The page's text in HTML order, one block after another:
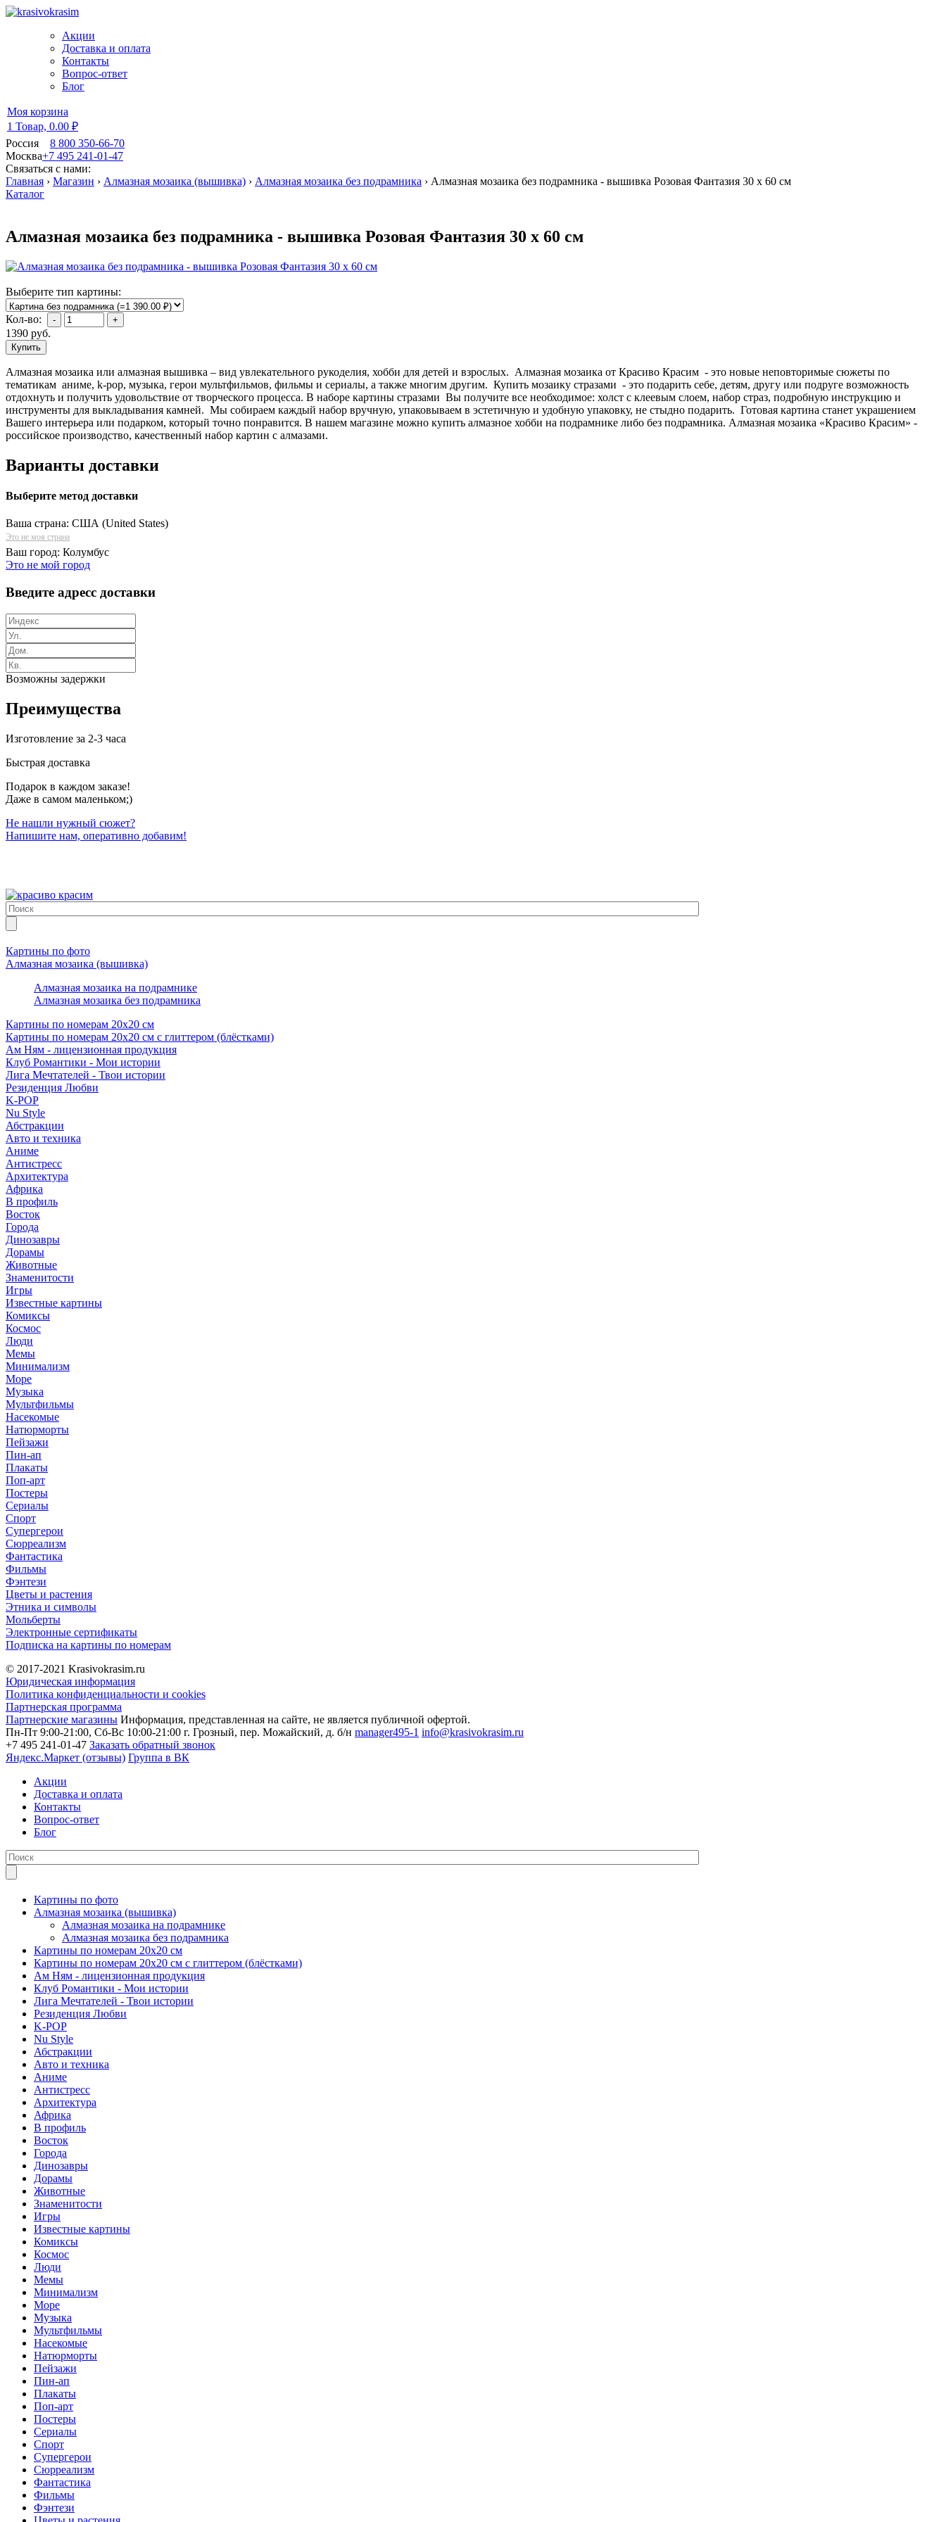
Акции
Доставка и оплата
Контакты
Вопрос-ответ
Блог
Моя корзина
1 Товар, 0.00 ₽
Россия
8 800 350-66-70
Москва+7 495 241-01-47
Связаться с нами:
Главная › Магазин › Алмазная мозаика (вышивка) › Алмазная мозаика без подрамника › Алмазная мозаика без подрамника - вышивка Розовая Фантазия 30 х 60 см
Каталог
Алмазная мозаика без подрамника - вышивка Розовая Фантазия 30 х 60 см
Выберите тип картины:
Кол-во:
1390 руб.
Алмазная мозаика или алмазная вышивка – вид увлекательного рукоделия, хобби для детей и взрослых. Алмазная мозаика от Красиво Красим - это новые неповторимые сюжеты по
тематикам аниме, k-pop, музыка, герои мультфильмов, фильмы и сериалы, а также многим другим. Купить мозаику стразами - это подарить себе, детям, другу или подруге возможность
отдохнуть и получить удовольствие от творческого процесса. В наборе картины стразами Вы получите все необходимое: холст с клеевым слоем, набор страз, подробную инструкцию и
инструменты для выкладывания камней. Мы собираем каждый набор вручную, упаковываем в эстетичную и удобную упаковку, не стыдно подарить. Готовая картина станет украшением
Вашего интерьера или подарком, который точно понравится. В нашем магазине можно купить алмазное хобби на подрамнике либо без подрамника. Алмазная мозаика «Красиво Красим» -
российское производство, качественный набор картин с алмазами.
Варианты доставки
Выберите метод доставки
Ваша страна: США (United States)
Это не моя страна
Ваш город: Колумбус
Это не мой город
Введите адресс доставки
Возможны задержки
Преимущества
Изготовление за 2-3 часа
Быстрая доставка
Подарок в каждом заказе!
Даже в самом маленьком;)
Не нашли нужный сюжет?
Напишите нам, оперативно добавим!
Картины по фото
Алмазная мозаика (вышивка)
Алмазная мозаика на подрамнике
Алмазная мозаика без подрамника
Картины по номерам 20х20 см
Картины по номерам 20х20 см с глиттером (блёстками)
Ам Ням - лицензионная продукция
Клуб Романтики - Мои истории
Лига Мечтателей - Твои истории
Резиденция Любви
K-POP
Nu Style
Абстракции
Авто и техника
Аниме
Антистресс
Архитектура
Африка
В профиль
Восток
Города
Динозавры
Дорамы
Животные
Знаменитости
Игры
Известные картины
Комиксы
Космос
Люди
Мемы
Минимализм
Море
Музыка
Мультфильмы
Насекомые
Натюрморты
Пейзажи
Пин-ап
Плакаты
Поп-арт
Постеры
Сериалы
Спорт
Супергерои
Сюрреализм
Фантастика
Фильмы
Фэнтези
Цветы и растения
Этника и символы
Мольберты
Электронные сертификаты
Подписка на картины по номерам
© 2017-2021 Krasivokrasim.ru
Юридическая информация
Политика конфиденциальности и cookies
Партнерская программа
Партнерские магазины Информация, представленная на сайте, не является публичной офертой.
Пн-Пт 9:00-21:00, Сб-Вс 10:00-21:00 г. Грозный, пер. Можайский, д. б/н manager495-1 info@krasivokrasim.ru
+7 495 241-01-47 Заказать обратный звонок
Яндекс.Маркет (отзывы) Группа в ВК
Акции
Доставка и оплата
Контакты
Вопрос-ответ
Блог
Картины по фото
Алмазная мозаика (вышивка)
Алмазная мозаика на подрамнике
Алмазная мозаика без подрамника
Картины по номерам 20х20 см
Картины по номерам 20х20 см с глиттером (блёстками)
Ам Ням - лицензионная продукция
Клуб Романтики - Мои истории
Лига Мечтателей - Твои истории
Резиденция Любви
K-POP
Nu Style
Абстракции
Авто и техника
Аниме
Антистресс
Архитектура
Африка
В профиль
Восток
Города
Динозавры
Дорамы
Животные
Знаменитости
Игры
Известные картины
Комиксы
Космос
Люди
Мемы
Минимализм
Море
Музыка
Мультфильмы
Насекомые
Натюрморты
Пейзажи
Пин-ап
Плакаты
Поп-арт
Постеры
Сериалы
Спорт
Супергерои
Сюрреализм
Фантастика
Фильмы
Фэнтези